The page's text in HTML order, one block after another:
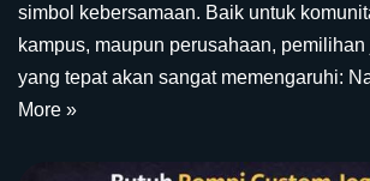
simbol kebersamaan. Baik untuk
kampus, maupun perusahaan,
yang tepat akan sangat memengaruhi:
More »